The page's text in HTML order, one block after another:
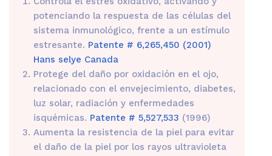
potenciando la respuesta de las células del
sistema inmunológico, frente a un estímulo
estresante. Patente # 6,265,450 (2001)
Hans selye Canada
Protege del daño por oxidación en el ojo,
relacionado con el envejecimiento, diabetes,
luz solar, radiación y enfermedades
isquémicas. Patente # 5,527,533 (1996)
Aumenta la resistencia de la piel para evitar
el daño de la piel por los rayos ultravioleta